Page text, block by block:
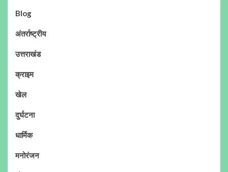
Blog
अंतर्राष्ट्रीय
उत्तराखंड
क्राइम
खेल
दुर्घटना
धार्मिक
मनोरंजन